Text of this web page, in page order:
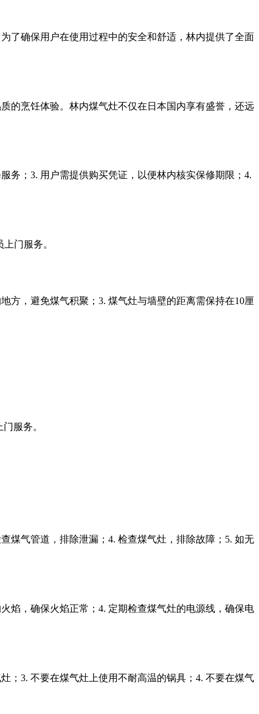
了确保用户在使用过程中的安全和舒适，林内提供了全面
的烹饪体验。林内煤气灶不仅在日本国内享有盛誉，还远
务；3. 用户需提供购买凭证，以便林内核实保修期限；4.
门服务。
方，避免煤气积聚；3. 煤气灶与墙壁的距离需保持在10厘
服务。
煤气管道，排除泄漏；4. 检查煤气灶，排除故障；5. 如无
焰，确保火焰正常；4. 定期检查煤气灶的电源线，确保电
；3. 不要在煤气灶上使用不耐高温的锅具；4. 不要在煤气